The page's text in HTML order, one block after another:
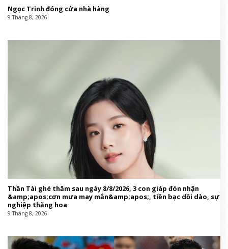
Ngọc Trinh đóng cửa nhà hàng
9 Tháng 8, 2026
Thần Tài ghé thăm sau ngày 8/8/2026, 3 con giáp đón nhận
&amp;apos;cơn mưa may mắn&amp;apos;, tiền bạc dồi dào, sự
nghiệp thăng hoa
9 Tháng 8, 2026